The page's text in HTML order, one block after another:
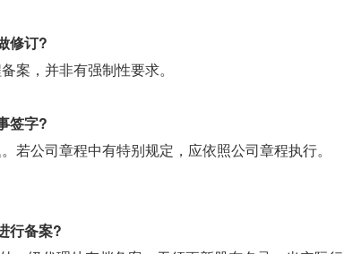
修订?
案，并非有强制性要求。
签字?
公司章程中有特别规定，应依照公司章程执行。
行备案?